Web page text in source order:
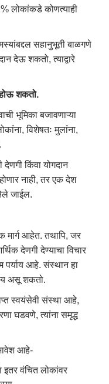
लोकांकडे कोणत्याही
सहानुभूती बाळगणे
देऊ शकतो, त्याद्वारे
होऊ शकतो.
भूमिका बजावणाऱ्या
विशेषतः मुलांना,
देणगी किंवा योगदान
नाही, तर एक देश
जाईल.
मार्ग आहेत. तथापि, जर
देणगी देण्याचा विचार
पर्याय आहे. संस्थान हा
असू शकतो.
स्वयंसेवी संस्था आहे,
घडवणे, त्यांना समृद्ध
आहे-
इतर वंचित लोकांवर